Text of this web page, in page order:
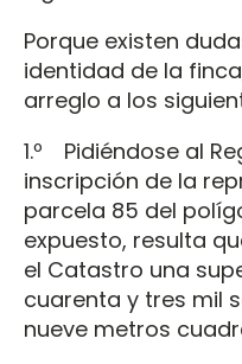
Porque existen
identidad de la
arreglo a los
1.º Pidiéndose al
inscripción de la
parcela 85 del
expuesto, resulta
el Catastro una
cuarenta y tres mil
nueve metros